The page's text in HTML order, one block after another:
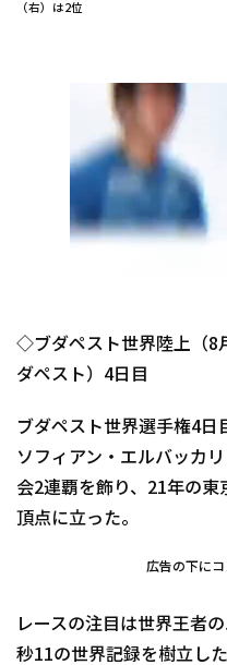
（右）は2位
◇ブダペスト世界陸上（8
ダペスト）4日目
ブダペスト世界選手権4日
ソフィアン・エルバッカ
会2連覇を飾り、21年の
頂点に立った。
広告の下に
レースの注目は世界王者
秒11の世界記録を樹立し